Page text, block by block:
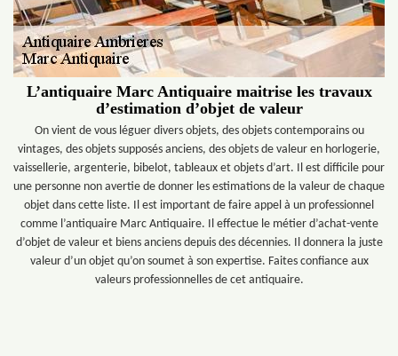
L’antiquaire Marc Antiquaire maitrise les travaux
d’estimation d’objet de valeur
On vient de vous léguer divers objets, des objets contemporains ou
vintages, des objets supposés anciens, des objets de valeur en horlogerie,
vaissellerie, argenterie, bibelot, tableaux et objets d’art. Il est difficile pour
une personne non avertie de donner les estimations de la valeur de chaque
objet dans cette liste. Il est important de faire appel à un professionnel
comme l’antiquaire Marc Antiquaire. Il effectue le métier d’achat-vente
d’objet de valeur et biens anciens depuis des décennies. Il donnera la juste
valeur d’un objet qu’on soumet à son expertise. Faites confiance aux
valeurs professionnelles de cet antiquaire.